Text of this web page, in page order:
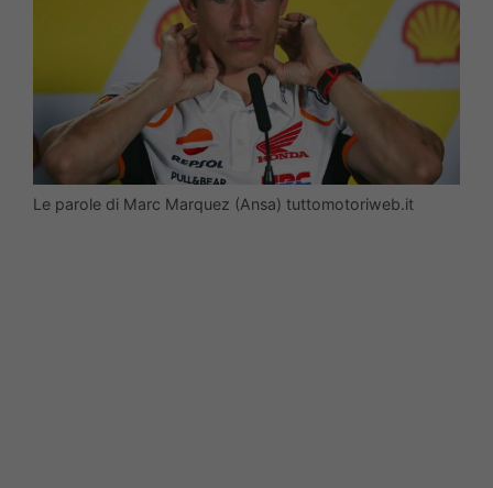
Le parole di Marc Marquez (Ansa) tuttomotoriweb.it